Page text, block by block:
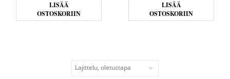
LISÄÄ
OSTOSKORIIN
LISÄÄ
OSTOSKORIIN